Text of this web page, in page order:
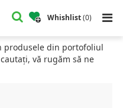
Whishlist(0)
produsele din portofoliul
vă rugăm să ne